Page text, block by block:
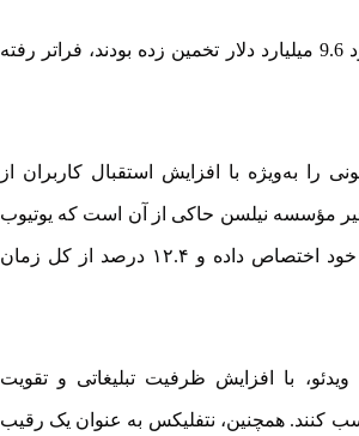
این رقم حتی از پیش بینی های تحلیلگران که درآمد تبلیغاتی یوتیوب را حدود 9.6 میلیارد دلار تخمین زده بودند، فراتر رفته
را به‌ویژه با افزایش استقبال کاربران از
مؤسسه نیلسن حاکی از آن است که یوتیوب
برای سومین ماه متوالی، جایگاه نخست را در سهم تماشای تلویزیونی به خود اختصاص داده و ۱۲.۴ درصد از کل زمان
با افزایش ظرفیت تبلیغاتی و تقویت
کنند. همچنین، نتفلیکس به عنوان یک رقیب